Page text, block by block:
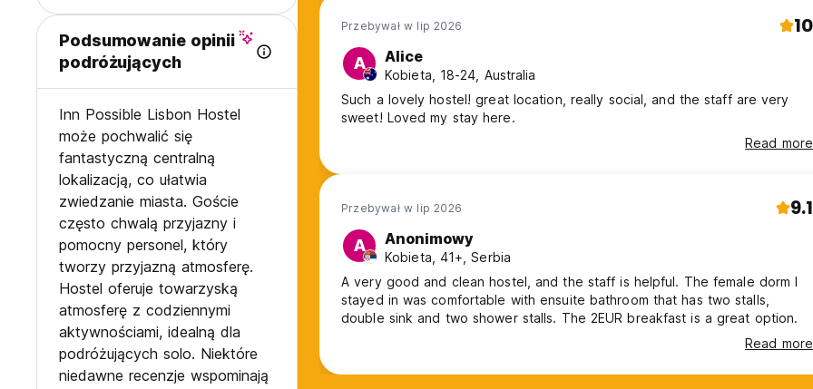
Podsumowanie opinii
podróżujących
Inn Possible Lisbon Hostel
może pochwalić się
fantastyczną centralną
lokalizacją, co ułatwia
zwiedzanie miasta. Goście
często chwalą przyjazny i
pomocny personel, który
tworzy przyjazną atmosferę.
Hostel oferuje towarzyską
atmosferę z codziennymi
aktywnościami, idealną dla
podróżujących solo. Niektóre
niedawne recenzje wspominają
Przebywał w lip 2026 10
A Alice
Kobieta, 18-24, Australia
Such a lovely hostel! great location, really social, and the staff are very
sweet! Loved my stay here.
Read more
Przebywał w lip 2026 9.1
A Anonimowy
Kobieta, 41+, Serbia
A very good and clean hostel, and the staff is helpful. The female dorm I
stayed in was comfortable with ensuite bathroom that has two stalls,
double sink and two shower stalls. The 2EUR breakfast is a great option.
Read more